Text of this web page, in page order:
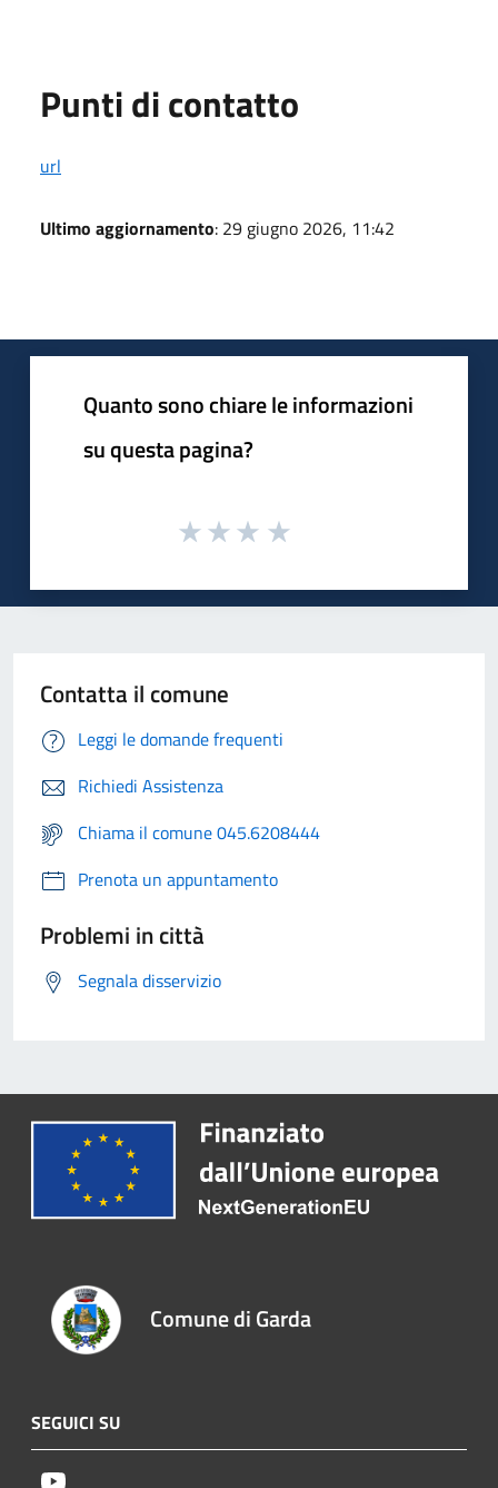
Punti di contatto
url
Ultimo aggiornamento: 29 giugno 2026, 11:42
Quanto sono chiare le informazioni
su questa pagina?
Contatta il comune
Leggi le domande frequenti
Richiedi Assistenza
Chiama il comune 045.6208444
Prenota un appuntamento
Problemi in città
Segnala disservizio
Comune di Garda
SEGUICI SU